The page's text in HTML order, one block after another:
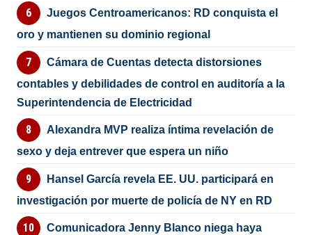
Juegos Centroamericanos: RD conquista el
oro y mantienen su dominio regional
Cámara de Cuentas detecta distorsiones
contables y debilidades de control en auditoría a la
Superintendencia de Electricidad
Alexandra MVP realiza íntima revelación de
sexo y deja entrever que espera un niño
Hansel García revela EE. UU. participará en
investigación por muerte de policía de NY en RD
Comunicadora Jenny Blanco niega haya